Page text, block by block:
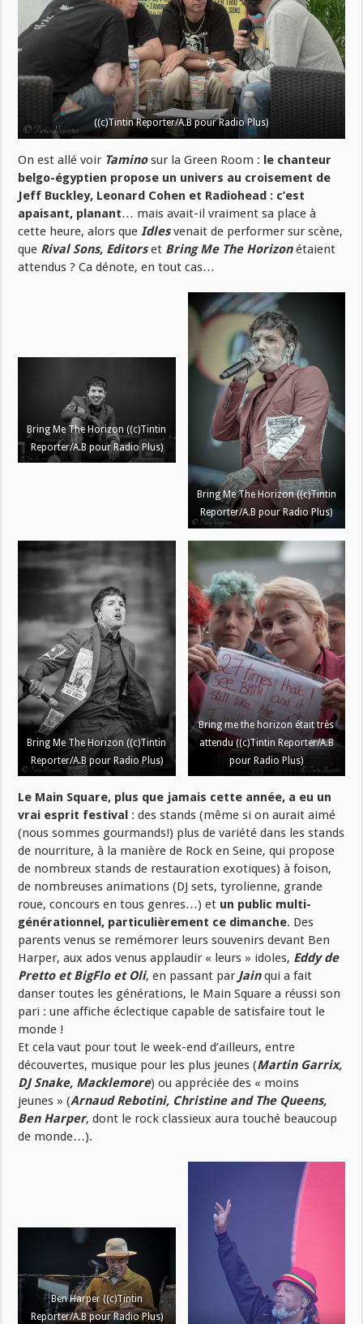
((c)Tintin Reporter/A.B pour Radio Plus)
On est allé voir Taminosur la Green Room : le chanteur
belgo-égyptien propose un univers au croisement de
Jeff Buckley, Leonard Cohen et Radiohead : c’est
apaisant, planant… mais avait-il vraiment sa place à
cette heure, alors queIdlesvenait de performer sur scène,
que Rival Sons, Editorset Bring Me The Horizonétaient
attendus ? Ca dénote, en tout cas…
Bring Me The Horizon ((c)Tintin
Reporter/A.B pour Radio Plus)
Bring Me The Horizon ((c)Tintin
Reporter/A.B pour Radio Plus)
Bring Me The Horizon ((c)Tintin
Reporter/A.B pour Radio Plus)
Bring me the horizon était très
attendu ((c)Tintin Reporter/A.B
pour Radio Plus)
Le Main Square, plus que jamais cette année, a eu un
vrai esprit festival : des stands (même si on aurait aimé
(nous sommes gourmands!) plus de variété dans les stands
de nourriture, à la manière de Rock en Seine, qui propose
de nombreux stands de restauration exotiques) à foison,
de nombreuses animations (DJ sets, tyrolienne, grande
roue, concours en tous genres…) et un public multi-
générationnel, particulièrement ce dimanche. Des
parents venus se remémorer leurs souvenirs devant Ben
Harper, aux ados venus applaudir « leurs » idoles, Eddy de
Pretto et BigFlo et Oli, en passant par Jainqui a fait
danser toutes les générations, le Main Square a réussi son
pari : une affiche éclectique capable de satisfaire tout le
monde !
Et cela vaut pour tout le week-end d’ailleurs, entre
découvertes, musique pour les plus jeunes (Martin Garrix,
DJ Snake, Macklemore) ou appréciée des « moins
jeunes » (Arnaud Rebotini, Christine and The Queens,
Ben Harper, dont le rock classieux aura touché beaucoup
de monde…).
Ben Harper ((c)Tintin
Reporter/A.B pour Radio Plus)